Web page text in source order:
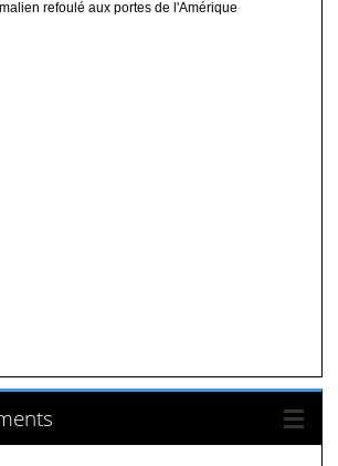
refoulé aux portes de l'Amérique